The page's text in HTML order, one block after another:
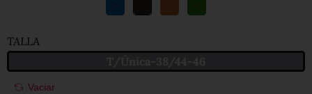
TALLA
Vaciar